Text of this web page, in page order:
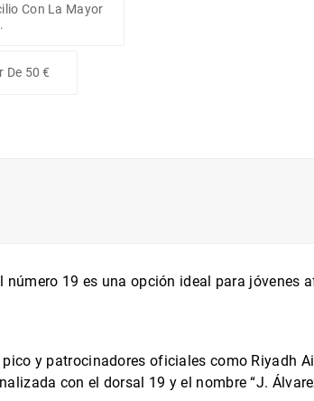
Con La Mayor
De 50 €
19 es una opción ideal para jóvenes
y patrocinadores oficiales como Riyadh
con el dorsal 19 y el nombre “J.